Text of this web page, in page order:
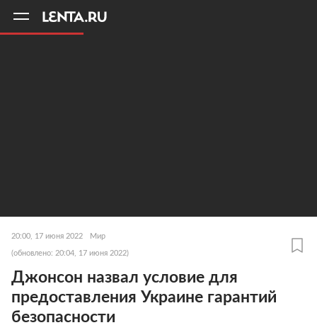
20:00, 17 июня 2022 Мир
(обновлено: 20:04, 17 июня 2022)
Джонсон назвал условие для
предоставления Украине гарантий
безопасности